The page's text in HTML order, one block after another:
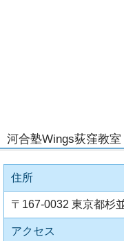
河合塾Wings荻窪教室
住所
〒167-0032 東京都
アクセス